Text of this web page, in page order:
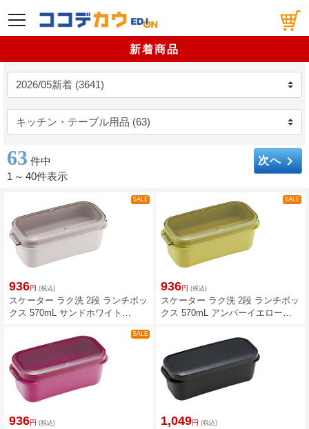
メニュー
新着商品
63 件中
1 ～ 40件表示
次へkeyboard_arrow_right
SALE
936円 (税込)
スケーター ラク洗 2段 ランチボッ
クス 570mL サンドホワイト
SALE
936円 (税込)
スケーター ラク洗 2段 ランチボッ
クス 570mL アンバーイエロー
SALE
936円 (税込) 1,049円 (税込)